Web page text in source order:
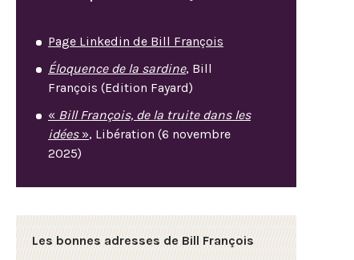
Page Linkedin de Bill François
Éloquence de la sardine, Bill
François (Edition Fayard)
« Bill François, de la truite dans les
idées», Libération (6 novembre
2025)
Les bonnes adresses de Bill François